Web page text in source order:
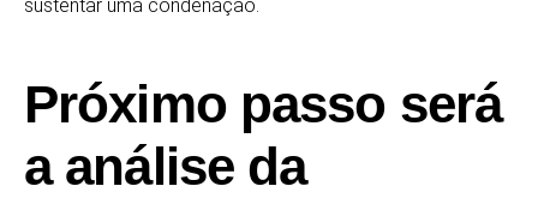
sustentar uma condenação.
Próximo passo será
a análise da